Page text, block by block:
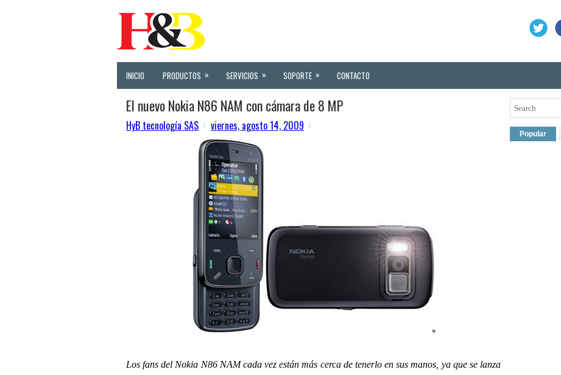
INICIO PRODUCTOS » SERVICIOS » SOPORTE » CONTACTO
El nuevo Nokia N86 NAM con cámara de 8 MP
HyB tecnología SAS viernes, agosto 14, 2009
Los fans del Nokia N86 NAM cada vez están más cerca de tenerlo en sus manos, ya que se lanza
Popular